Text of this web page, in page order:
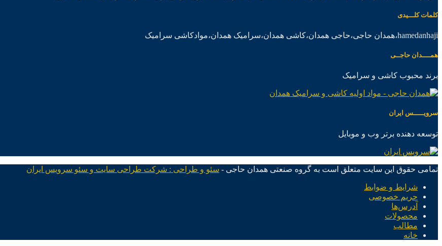
کلمات کلـــیدی
hamedanhaji،همدان حاجی،حاجی همدان،کاشی همدان،سرامیک همدان،موادکاشی سرامیک
همــــدان حاجــی
برند محبوب کاشی و سرامیک
سرویـــــس ایران
توسعه دهنده برتر وب و موبایل
تمامی حقوق این سایت متعلق است به گروه صنعتی همدان حاجی - سئو و طراحی : شرکت طراحی سایت و سئو سرویس ایران
شرایط و ضوابط
حریم خصوصی
آدرس‌ها
محصولات
مطالب
خانه